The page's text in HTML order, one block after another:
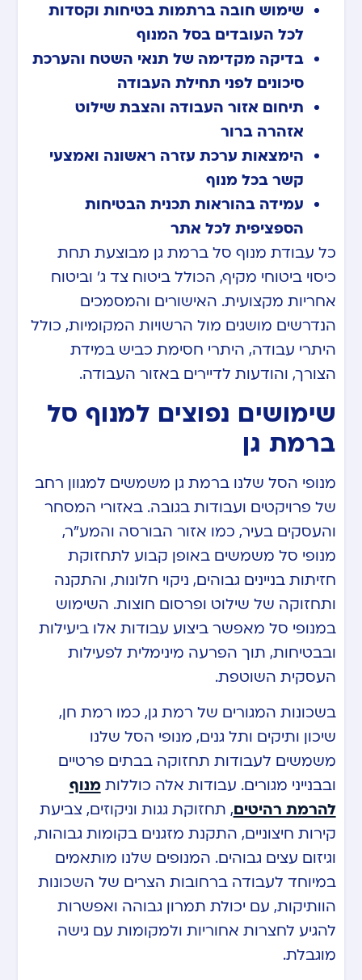
שימוש חובה ברתמות בטיחות וקסדות
לכל העובדים בסל המנוף
בדיקה מקדימה של תנאי השטח והערכת
סיכונים לפני תחילת העבודה
תיחום אזור העבודה והצבת שילוט
אזהרה ברור
הימצאות ערכת עזרה ראשונה ואמצעי
קשר בכל מנוף
עמידה בהוראות תכנית הבטיחות
הספציפית לכל אתר
כל עבודת מנוף סל ברמת גן מבוצעת תחת
כיסוי ביטוחי מקיף, הכולל ביטוח צד ג’ וביטוח
אחריות מקצועית. האישורים והמסמכים
הנדרשים מושגים מול הרשויות המקומיות, כולל
היתרי עבודה, היתרי חסימת כביש במידת
הצורך, והודעות לדיירים באזור העבודה.
שימושים נפוצים למנוף סל
ברמת גן
מנופי הסל שלנו ברמת גן משמשים למגוון רחב
של פרויקטים ועבודות בגובה. באזורי המסחר
והעסקים בעיר, כמו אזור הבורסה והמע”ר,
מנופי סל משמשים באופן קבוע לתחזוקת
חזיתות בניינים גבוהים, ניקוי חלונות, והתקנה
ותחזוקה של שילוט ופרסום חוצות. השימוש
במנופי סל מאפשר ביצוע עבודות אלו ביעילות
ובבטיחות, תוך הפרעה מינימלית לפעילות
העסקית השוטפת.
בשכונות המגורים של רמת גן, כמו רמת חן,
שיכון ותיקים ותל גנים, מנופי הסל שלנו
משמשים לעבודות תחזוקה בבתים פרטיים
ובבנייני מגורים. עבודות אלה כוללות מנוף
להרמת רהיטים, תחזוקת גגות וניקוזים, צביעת
קירות חיצוניים, התקנת מזגנים בקומות גבוהות,
וגיזום עצים גבוהים. המנופים שלנו מותאמים
במיוחד לעבודה ברחובות הצרים של השכונות
הוותיקות, עם יכולת תמרון גבוהה ואפשרות
להגיע לחצרות אחוריות ולמקומות עם גישה
מוגבלת.